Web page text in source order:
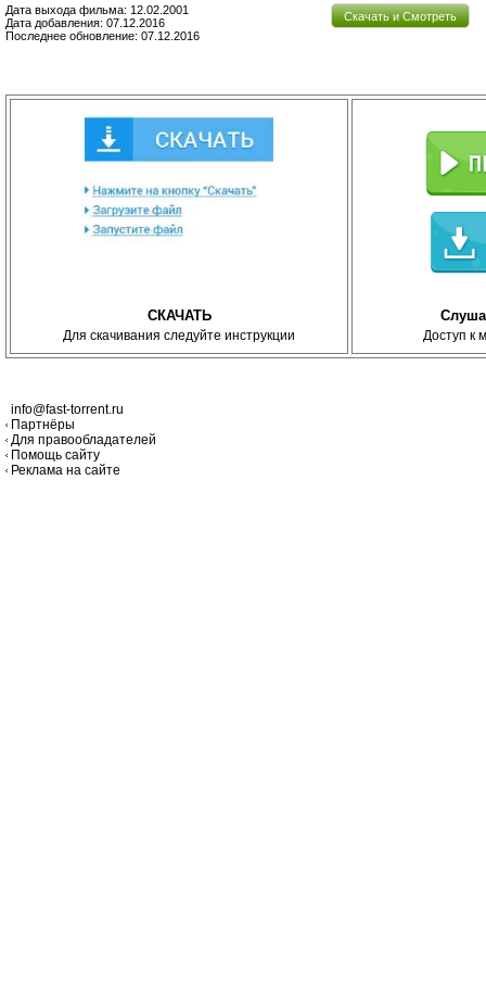
Скачать и Смотреть
Дата выхода фильма: 12.02.2001
Дата добавления: 07.12.2016
Последнее обновление: 07.12.2016
СКАЧАТЬ
Для скачивания следуйте инструкции Доступ к
info@fast-torrent.ru
Партнёры
Для правообладателей
Помощь сайту
Реклама на сайте